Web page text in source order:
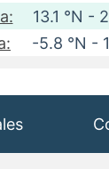
13.1 °N -
-5.8 °N -